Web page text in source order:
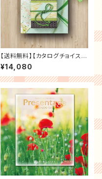
【送料無料】【カタログチョイス】
カタログギフト [ツイード]ギフト
お返し 内祝い 香典返し 結婚祝
い 引出物 グルメ 出産祝い 新築
レゼント カタログギフト
¥14,080